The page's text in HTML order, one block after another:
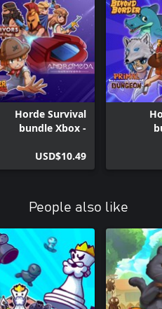
Horde Survival
bundle Xbox -
Godsvivors and
Farmer Survivors
USD$10.49
People also like